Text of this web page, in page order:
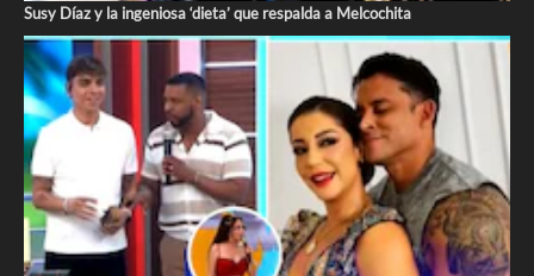
Susy Díaz y la ingeniosa ‘dieta’ que respalda a Melcochita